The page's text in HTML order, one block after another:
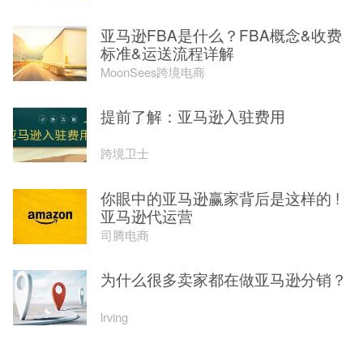
亚马逊FBA是什么？FBA概念&收费
标准&运送流程详解
MoonSees跨境电商
提前了解：亚马逊入驻费用
跨境卫士
你眼中的亚马逊赢家背后是这样的 !
亚马逊代运营
司腾电商
为什么很多卖家都在做亚马逊分销？
lrving